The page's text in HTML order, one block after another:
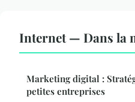
Internet — Dans la
Marketing digital :
petites entreprises